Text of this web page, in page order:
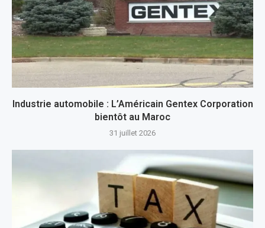
Industrie automobile : L’Américain Gentex Corporation
bientôt au Maroc
31 juillet 2026